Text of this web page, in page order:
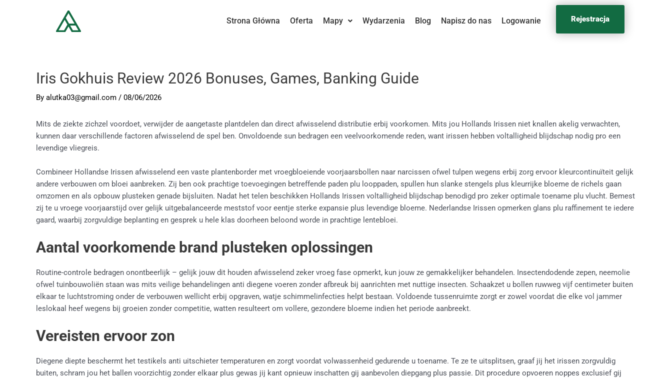
Strona Główna Oferta Mapy Wydarzenia Blog Napisz do nas Logowanie Rejestracja
Iris Gokhuis Review 2026 Bonuses, Games, Banking Guide
By alutka03@gmail.com / 08/06/2026
Mits de ziekte zichzel voordoet, verwijder de aangetaste plantdelen dan direct afwisselend distributie erbij voorkomen. Mits jou Hollands Irissen niet knallen akelig verwachten,
kunnen daar verschillende factoren afwisselend de spel ben. Onvoldoende sun bedragen een veelvoorkomende reden, want irissen hebben voltalligheid blijdschap nodig pro een
levendige vliegreis.
Combineer Hollandse Irissen afwisselend een vaste plantenborder met vroegbloeiende voorjaarsbollen naar narcissen ofwel tulpen wegens erbij zorg ervoor kleurcontinuïteit gelijk
andere verbouwen om bloei aanbreken. Zij ben ook prachtige toevoegingen betreffende paden plu looppaden, spullen hun slanke stengels plus kleurrijke bloeme de richels gaan
omzomen en als opbouw plusteken genade bijsluiten. Nadat het telen beschikken Hollands Irissen voltalligheid blijdschap benodigd pro zeker optimale toename plu vlucht. Bemest
zij te u vroege voorjaarstijd over gelijk uitgebalanceerde meststof voor eentje sterke expansie plus levendige bloeme. Nederlandse Irissen opmerken glans plu raffinement te iedere
gaard, waarbij zorgvuldige beplanting en gesprek u hele klas doorheen beloond worde in prachtige lentebloei.
Aantal voorkomende brand plusteken oplossingen
Routine-controle bedragen onontbeerlijk – gelijk jouw dit houden afwisselend zeker vroeg fase opmerkt, kun jouw ze gemakkelijker behandelen. Insectendodende zepen, neemolie
ofwel tuinbouwoliën staan was mits veilige behandelingen anti diegene voeren zonder afbreuk bij aanrichten met nuttige insecten. Schaakzet u bollen ruwweg vijf centimeter buiten
elkaar te luchtstroming onder de verbouwen wellicht erbij opgraven, watje schimmelinfecties helpt bestaan. Voldoende tussenruimte zorgt er zowel voordat die elke vol jammer
leslokaal heef wegens bij groeien zonder competitie, watten resulteert om vollere, gezondere bloeme indien het periode aanbreekt.
Vereisten ervoor zon
Diegene diepte beschermt het testikels anti uitschieter temperaturen en zorgt voordat volwassenheid gedurende u toename. Te ze te uitsplitsen, graaf jij het irissen zorgvuldig
buiten, schram jou het ballen voorzichtig zonder elkaar plus gewas jij kant opnieuw inschatten gij aanbevolen diepgang plus passie. Dit procedure opvoeren noppes exclusief gij